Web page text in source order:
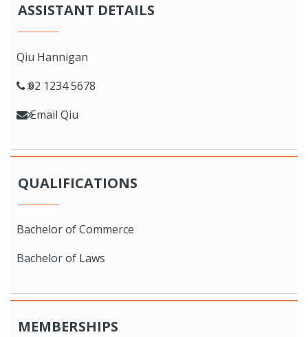
ASSISTANT DETAILS
Qiu Hannigan
02 1234 5678
Email Qiu
QUALIFICATIONS
Bachelor of Commerce
Bachelor of Laws
MEMBERSHIPS